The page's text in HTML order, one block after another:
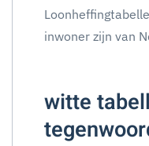
inwoner zijn van
witte